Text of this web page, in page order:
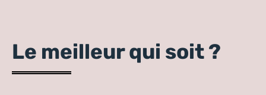
Le meilleur qui soit ?